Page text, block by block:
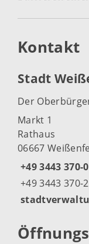
Kontakt
Stadt
Der
Markt 1
Rathaus
06667
+49 3443 370-0
+49 3443 370-